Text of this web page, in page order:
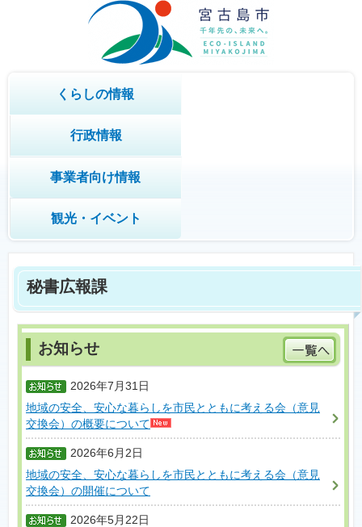
くらしの情報
行政情報
事業者向け情報
観光・イベント
秘書広報課
2026年7月31日
地域の安全、安心な暮らしを市民とともに考える会（意見
交換会）の概要について
2026年6月2日
地域の安全、安心な暮らしを市民とともに考える会（意見
交換会）の開催について
2026年5月22日